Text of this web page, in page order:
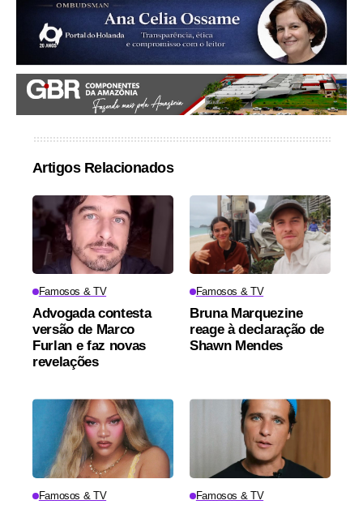
Artigos Relacionados
Famosos & TV
Advogada contesta
versão de Marco
Furlan e faz novas
revelações
Famosos & TV
Bruna Marquezine
reage à declaração de
Shawn Mendes
Famosos & TV Famosos & TV